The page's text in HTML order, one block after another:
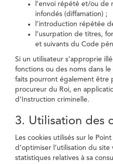
l’envoi répété et/ou de
infondés (diffamation) ;
l’introduction répétée
l’usurpation de titres,
et suivants du Code
Si un utilisateur s’approprie
fonctions ou des noms dans
faits pourront également être
procureur du Roi, en
d’Instruction criminelle.
3. Utilisation des
Les cookies utilisés sur le
d’optimiser l’utilisation du
statistiques relatives à sa